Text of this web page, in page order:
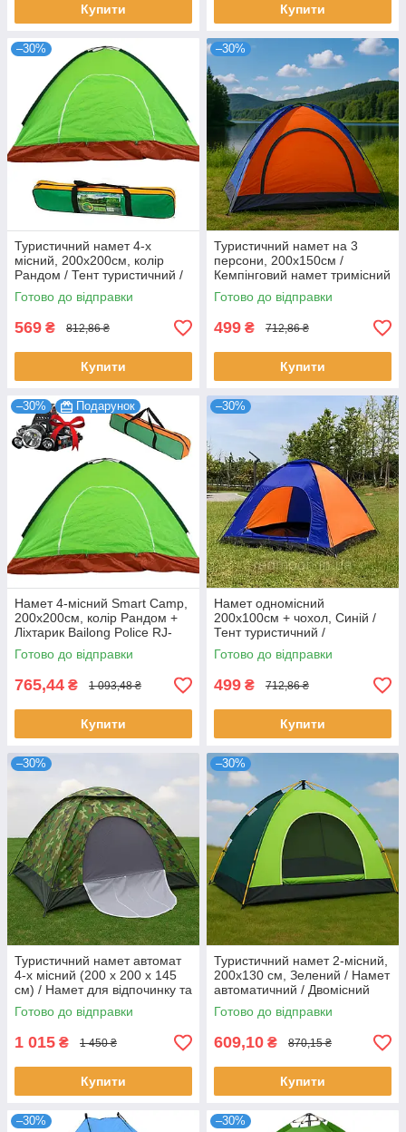
Купити Купити
–30%
Туристичний намет 4-х
місний, 200х200см, колір
Рандом / Тент туристичний /
Чотиримісний намет
Готово до відправки
569 ₴ 812,86 ₴
Купити
–30%
Туристичний намет на 3
персони, 200х150см /
Кемпінговий намет тримісний
/ Автоматичний намет для
кемпінгу
Готово до відправки
499 ₴ 712,86 ₴
Купити
–30% Подарунок
Намет 4-місний Smart Camp,
200х200см, колір Рандом +
Ліхтарик Bailong Police RJ-
3000
Готово до відправки
765,44 ₴ 1 093,48 ₴
Купити
–30%
Намет одномісний
200х100см + чохол, Синій /
Тент туристичний /
Одномісний намет для
кемпінгу
Готово до відправки
499 ₴ 712,86 ₴
Купити
–30%
Туристичний намет автомат
4-х місний (200 х 200 х 145
см) / Намет для відпочинку та
походів
Готово до відправки
1 015 ₴ 1 450 ₴
Купити
–30%
Туристичний намет 2-місний,
200х130 см, Зелений / Намет
автоматичний / Двомісний
намет
Готово до відправки
609,10 ₴ 870,15 ₴
Купити
–30% –30%